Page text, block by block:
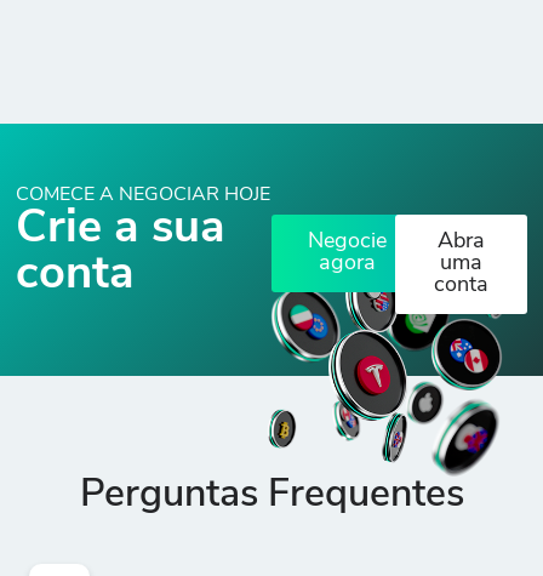
COMECE A NEGOCIAR HOJE
Crie a sua
conta
Negocie
agora
Abra
uma
conta
Perguntas Frequentes